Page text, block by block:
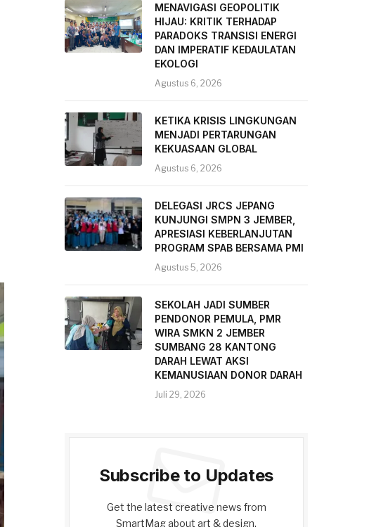
MENAVIGASI GEOPOLITIK
HIJAU: KRITIK TERHADAP
PARADOKS TRANSISI ENERGI
DAN IMPERATIF KEDAULATAN
EKOLOGI
Agustus 6, 2026
KETIKA KRISIS LINGKUNGAN
MENJADI PERTARUNGAN
KEKUASAAN GLOBAL
Agustus 6, 2026
DELEGASI JRCS JEPANG
KUNJUNGI SMPN 3 JEMBER,
APRESIASI KEBERLANJUTAN
PROGRAM SPAB BERSAMA PMI
Agustus 5, 2026
SEKOLAH JADI SUMBER
PENDONOR PEMULA, PMR
WIRA SMKN 2 JEMBER
SUMBANG 28 KANTONG
DARAH LEWAT AKSI
KEMANUSIAAN DONOR DARAH
Juli 29, 2026
Subscribe to Updates
Get the latest creative news from
SmartMag about art & design.